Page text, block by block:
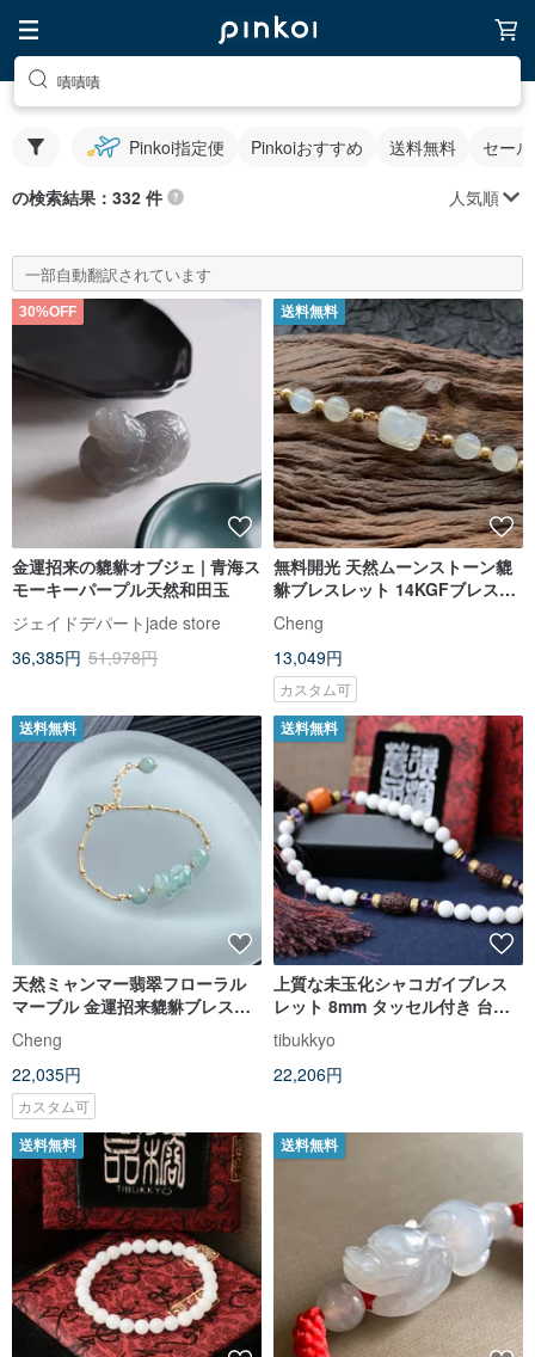
嘖嘖嘖
Pinkoi指定便 Pinkoiおすすめ 送料無料 セー
の検索結果：332 件 人気順
一部自動翻訳されています
30%OFF
金運招来の貔貅オブジェ | 青海ス
モーキーパープル天然和田玉
ジェイドデパートjade store
36,385円 51,978円
送料無料
無料開光 天然ムーンストーン貔
貅ブレスレット 14KGFブレスレ
ット マグネットクラスプブレス
レット 金運招来 パワーストーン
ブレスレット
Cheng
13,049円
カスタム可
送料無料
天然ミャンマー翡翠フローラル
マーブル 金運招来貔貅ブレスレ
ット 米国製 14K ゴールドフィル
ド 豆々チェーン
Cheng
22,035円
カスタム可
送料無料
上質な未玉化シャコガイブレス
レット 8mm タッセル付き 台北
オーダーメイド数珠デザイン ビ
ーズアクセサリー
tibukkyo
22,206円
送料無料 送料無料